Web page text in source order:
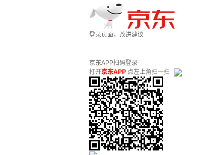
登录页面，改进建议
京东APP扫码登录
打开京东APP 点左上角扫一扫